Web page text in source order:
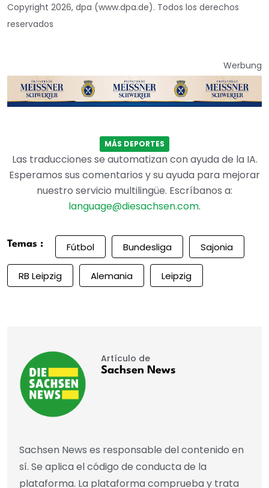
Copyright 2026, dpa (www.dpa.de). Todos los derechos
reservados
Werbung
MÁS DEPORTES
Las traducciones se automatizan con ayuda de la IA.
Esperamos sus comentarios y su ayuda para mejorar
nuestro servicio multilingüe. Escríbanos a:
language@diesachsen.com.
Temas : Fútbol Bundesliga Sajonia
RB Leipzig Alemania Leipzig
Artículo de
Sachsen News
Sachsen News es responsable del contenido en
sí. Se aplica el código de conducta de la
plataforma. La plataforma comprueba y trata